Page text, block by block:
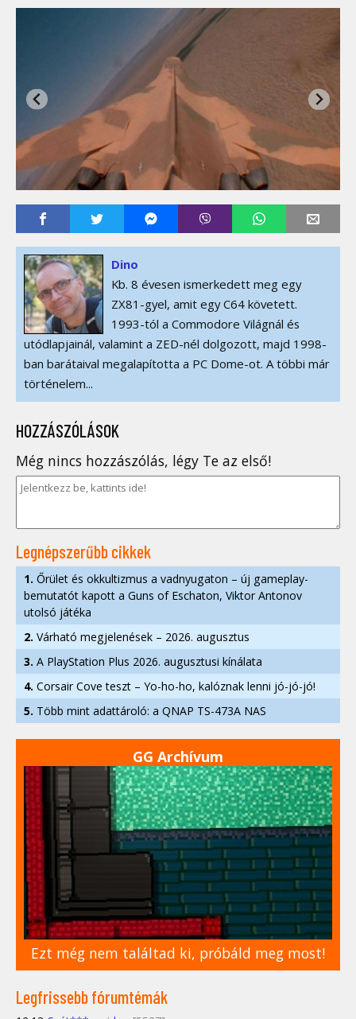
Dino
Kb. 8 évesen ismerkedett meg egy
ZX81-gyel, amit egy C64 követett.
1993-tól a Commodore Világnál és
utódlapjainál, valamint a ZED-nél dolgozott, majd 1998-
ban barátaival megalapította a PC Dome-ot. A többi már
történelem...
HOZZÁSZÓLÁSOK
Még nincs hozzászólás, légy Te az első!
Legnépszerűbb cikkek
1. Őrület és okkultizmus a vadnyugaton – új gameplay-
bemutatót kapott a Guns of Eschaton, Viktor Antonov
utolsó játéka
2. Várható megjelenések – 2026. augusztus
3. A PlayStation Plus 2026. augusztusi kínálata
4. Corsair Cove teszt – Yo-ho-ho, kalóznak lenni jó-jó-jó!
5. Több mint adattároló: a QNAP TS-473A NAS
GG Archívum
Ezt még nem találtad ki, próbáld meg most!
Legfrissebb fórumtémák